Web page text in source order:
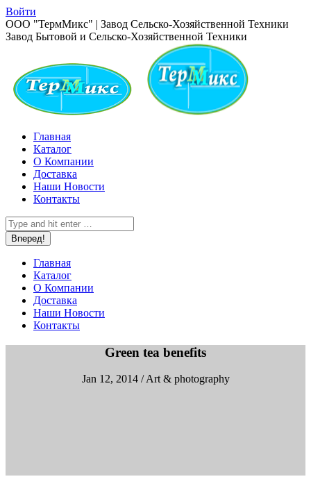
Перейти
к
содержанию
Войти
Страница
Вконтакте
новом
окне
ООО "ТермМикс" | Завод Сельско-Хозяйственной Техники
Завод Бытовой и Сельско-Хозяйственной Техники
Главная
Каталог
О Компании
Доставка
Наши Новости
Контакты
Поиск:
Главная
Каталог
О Компании
Доставка
Наши Новости
Контакты
Green tea benefits
Jan 12, 2014 / Art & photography